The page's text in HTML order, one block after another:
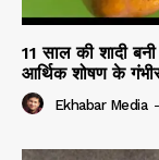
11 साल की शादी
आर्थिक शोषण के
Ekhabar Media -